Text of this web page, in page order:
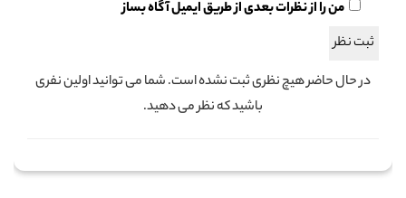
من را از نظرات بعدی از طریق ایمیل آگاه بساز
در حال حاضر هیچ نظری ثبت نشده است. شما می توانید اولین نفری
باشید که نظر می دهید.